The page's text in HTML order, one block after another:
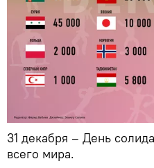
31 декабря – День
всего мира.